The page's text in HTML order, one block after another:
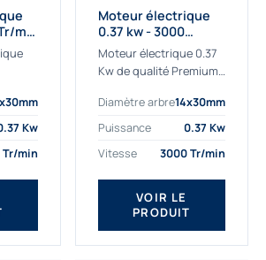
min
Kw
Tr/min
Moteur électrique
0.37 kw - 3000
Tr/min - 230/400V -
IE2
Moteur électrique 0.37
Kw de qualité Premium,
application. Notre
gamme de moteurs
exclusivement
fabriquée...
Diamètre arbre14x30mm
Puissance
0.37 Kw
Vitesse
3000 Tr/min
VOIR LE
PRODUIT